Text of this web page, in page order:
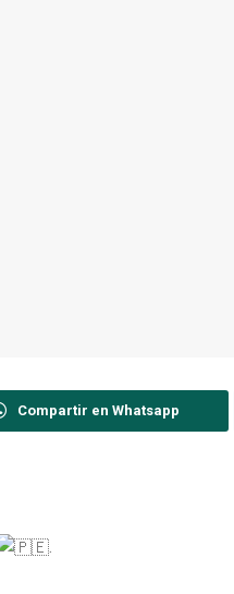
Compartir en Whatsapp